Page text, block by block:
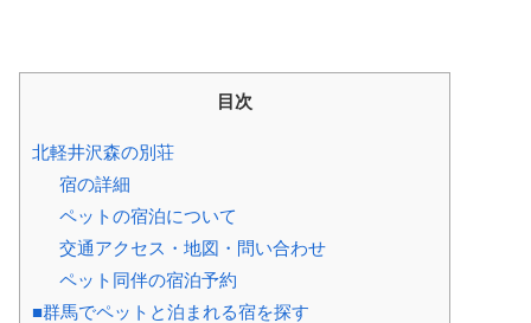
目次
北軽井沢森の別荘
宿の詳細
ペットの宿泊について
交通アクセス・地図・問い合わせ
ペット同伴の宿泊予約
■群馬でペットと泊まれる宿を探す